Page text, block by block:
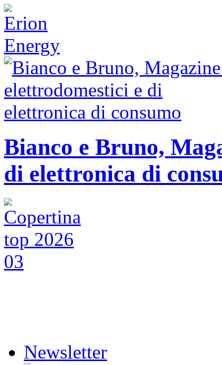
Bianco e Bruno,
di elettronica di
Newsletter